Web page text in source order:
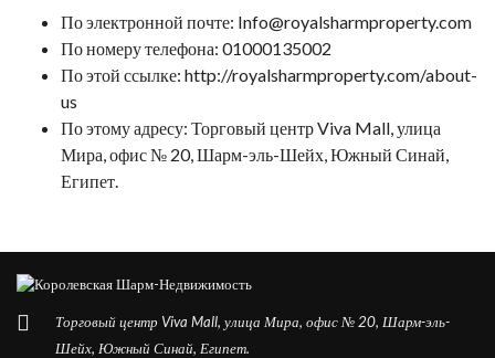
По электронной почте: Info@royalsharmproperty.com
По номеру телефона: 01000135002
По этой ссылке: http://royalsharmproperty.com/about-
us
По этому адресу: Торговый центр Viva Mall, улица
Мира, офис № 20, Шарм-эль-Шейх, Южный Синай,
Египет.
Торговый центр Viva Mall, улица Мира, офис № 20, Шарм-эль-
Шейх, Южный Синай, Египет.